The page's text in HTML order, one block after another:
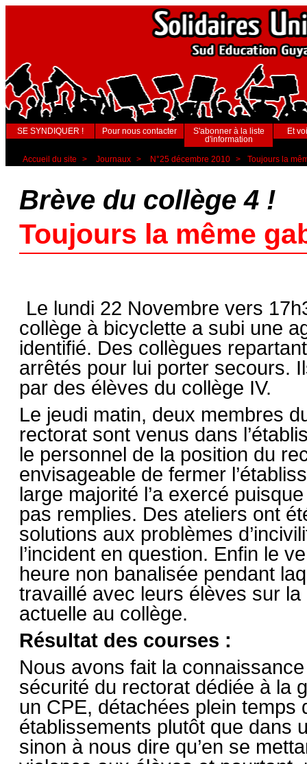
SE SYNDIQUER ! Pour nous contacter
S'abonner à la liste
d'information
Et
Accueil du site > Journaux > N°25 décembre 2010 > Toujours la
Brève du collège 4 !
Toujours la même
Le lundi 22 Novembre vers
collège à bicyclette a subi une
identifié. Des collègues
arrêtés pour lui porter secours.
par des élèves du collège IV.
Le jeudi matin, deux membres
rectorat sont venus dans
le personnel de la position du
envisageable de fermer
large majorité l’a exercé
pas remplies. Des ateliers ont
solutions aux problèmes
l’incident en question. Enfin le
heure non banalisée pendant
travaillé avec leurs élèves sur
actuelle au collège.
Résultat des courses :
Nous avons fait la
sécurité du rectorat dédiée à la
un CPE, détachées plein temps
établissements plutôt que dans
sinon à nous dire qu’en se